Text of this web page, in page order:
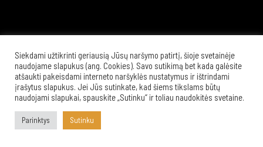
Siekdami užtikrinti geriausią Jūsų naršymo patirtį, šioje svetainėje
naudojame slapukus (ang. Cookies). Savo sutikimą bet kada galėsite
atšaukti pakeisdami interneto naršyklės nustatymus ir ištrindami
įrašytus slapukus. Jei Jūs sutinkate, kad šiems tikslams būtų
naudojami slapukai, spauskite „Sutinku“ ir toliau naudokitės svetaine.
Parinktys Sutinku